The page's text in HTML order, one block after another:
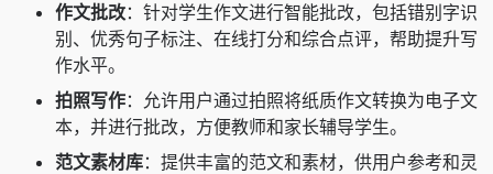
作文批改：针对学生作文进行智能批改，包括错别字识
别、优秀句子标注、在线打分和综合点评，帮助提升写
作水平。
拍照写作：允许用户通过拍照将纸质作文转换为电子文
本，并进行批改，方便教师和家长辅导学生。
范文素材库：提供丰富的范文和素材，供用户参考和灵